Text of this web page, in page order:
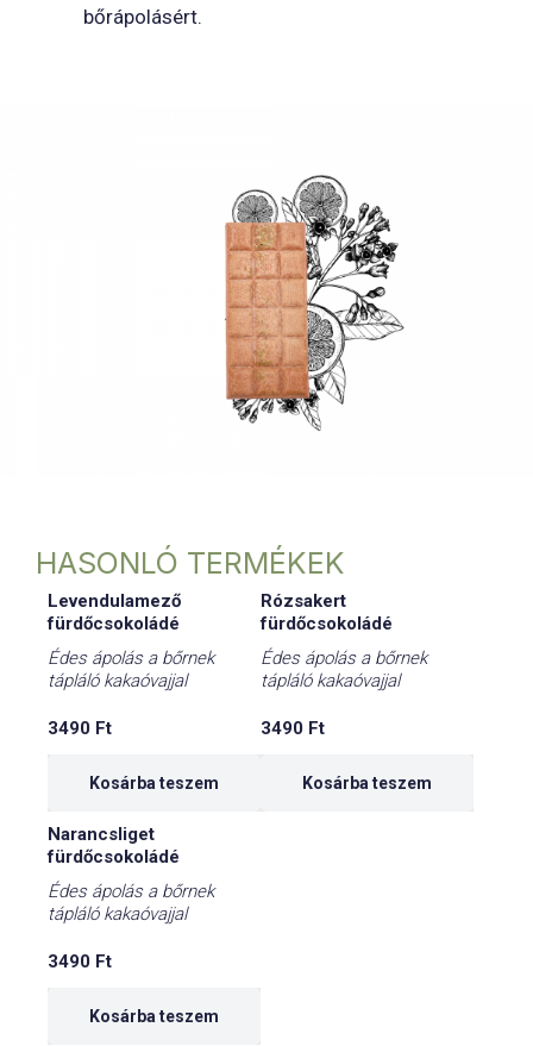
bőrápolásért.
HASONLÓ TERMÉKEK
Levendulamező
fürdőcsokoládé
Édes ápolás a bőrnek
tápláló kakaóvajjal
3490 Ft
Kosárba teszem
Rózsakert
fürdőcsokoládé
Édes ápolás a bőrnek
tápláló kakaóvajjal
3490 Ft
Kosárba teszem
Narancsliget
fürdőcsokoládé
Édes ápolás a bőrnek
tápláló kakaóvajjal
3490 Ft
Kosárba teszem